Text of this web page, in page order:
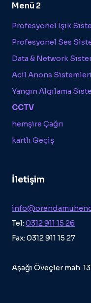
Menü 2
Profesyonel Işık
Profesyonel Ses
Data & Network
Acil Anons Sistemleri
Yangın Algılama
CCTV
hemşire Çağrı
kartlı Geçiş
İletişim
Tel:0312 911 15 26
Fax: 0312 911 15 27
Aşağı Öveçler mah.